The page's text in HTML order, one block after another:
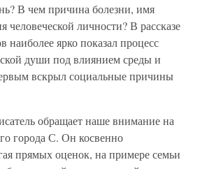
В чем причина болезни, имя
человеческой личности? В рассказе
ярко показал процесс
души под влиянием среды и
вскрыл социальные причины
обращает наше внимание на
города С. Он косвенно
прямых оценок, на примере семьи